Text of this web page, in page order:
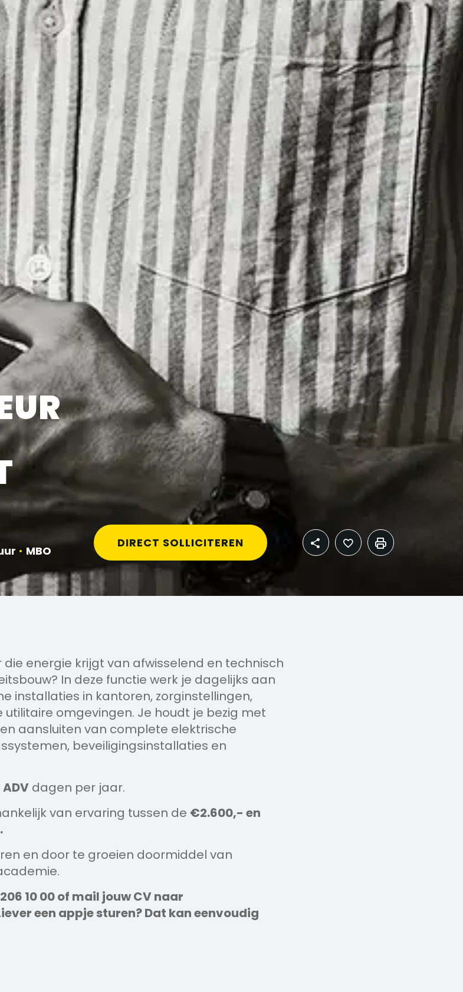
• MBO
DIRECT SOLLICITEREN
energie krijgt van afwisselend en technisch
In deze functie werk je dagelijks aan
installaties in kantoren, zorginstellingen,
omgevingen. Je houdt je bezig met
aansluiten van complete elektrische
beveiligingsinstallaties en
dagen per jaar.
van ervaring tussen de €2.600,- en
en door te groeien doormiddel van
10 00 of mail jouw CV naar
een appje sturen? Dat kan eenvoudig